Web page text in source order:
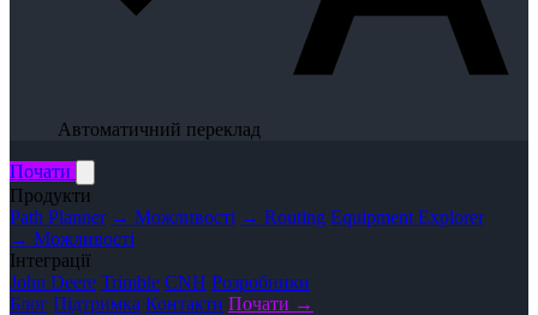
Автоматичний переклад
Почати
Продукти
Path Planner → Можливості → Routing Equipment Explorer
→ Можливості
Інтеграції
John Deere Trimble CNH Розробники
Блог Підтримка Контакти Почати →